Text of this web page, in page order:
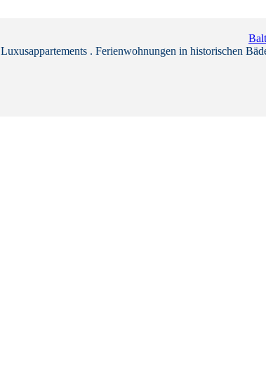
Luxusappartements . Ferienwohnungen in historischen